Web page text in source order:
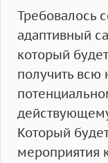
Требовалось
адаптивный
который
получить
Который
мероприятия